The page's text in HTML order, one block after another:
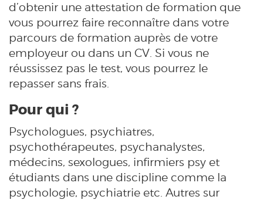
d’obtenir une attestation de formation que
vous pourrez faire reconnaître dans votre
parcours de formation auprès de votre
employeur ou dans un CV. Si vous ne
réussissez pas le test, vous pourrez le
repasser sans frais.
Pour qui ?
Psychologues, psychiatres,
psychothérapeutes, psychanalystes,
médecins, sexologues, infirmiers psy et
étudiants dans une discipline comme la
psychologie, psychiatrie etc. Autres sur